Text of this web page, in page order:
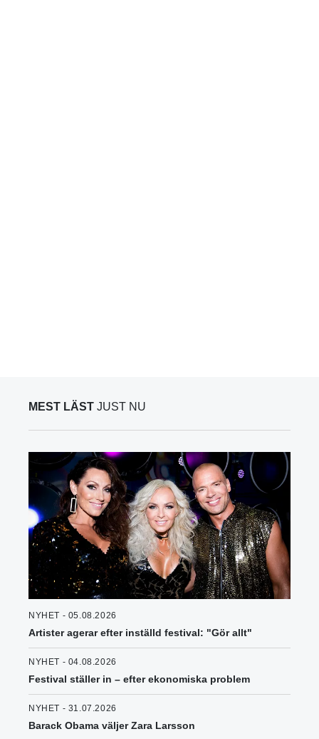
MEST LÄST JUST NU
NYHET - 05.08.2026
Artister agerar efter inställd festival: "Gör allt"
NYHET - 04.08.2026
Festival ställer in – efter ekonomiska problem
NYHET - 31.07.2026
Barack Obama väljer Zara Larsson